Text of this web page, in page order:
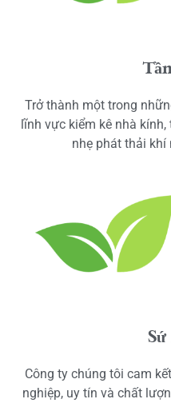
Trở thành một trong
lĩnh vực kiểm kê nhà
nhẹ phát thải khí
Công ty chúng tôi cam
nghiệp, uy tín và chất